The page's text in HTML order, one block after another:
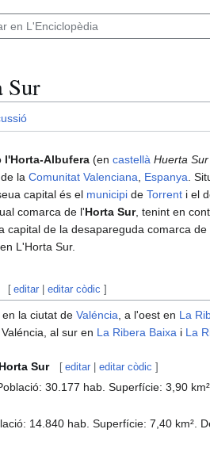
Sur
l'Horta-Albufera (en castellà Huerta Sur
de la Comunitat Valenciana Espanya .
capital és el municipi de Torrent i el
comarca de l'Horta Sur, tenint en
capital de la desapareguda comarca de
L'Horta Sur.
[ editar |editar còdic ]
la ciutat de Valéncia , a l'oest en La
al sur en La Ribera Baixa i La
Sur [ editar |editar còdic ]
30.177 hab. Superfície: 3,90
14.840 hab. Superfície: 7,40 km².